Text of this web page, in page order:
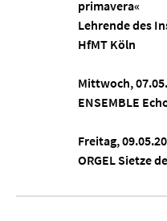
primavera«
Lehrende des
HfMT Köln
Mittwoch,
ENSEMBLE
Freitag,
ORGEL Sietze